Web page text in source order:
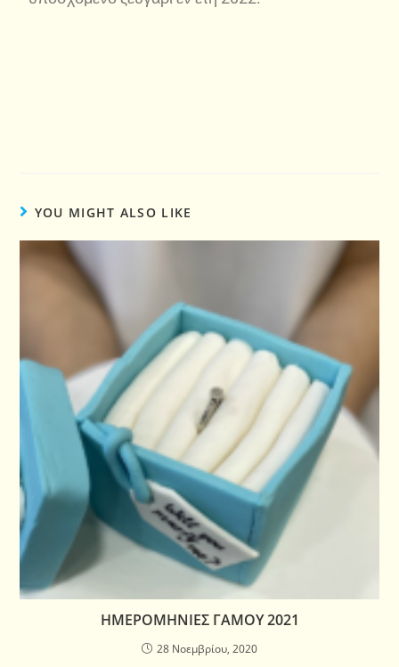
YOU MIGHT ALSO LIKE
ΗΜΕΡΟΜΗΝΙΕΣ ΓΑΜΟΥ 2021
28 Νοεμβρίου, 2020